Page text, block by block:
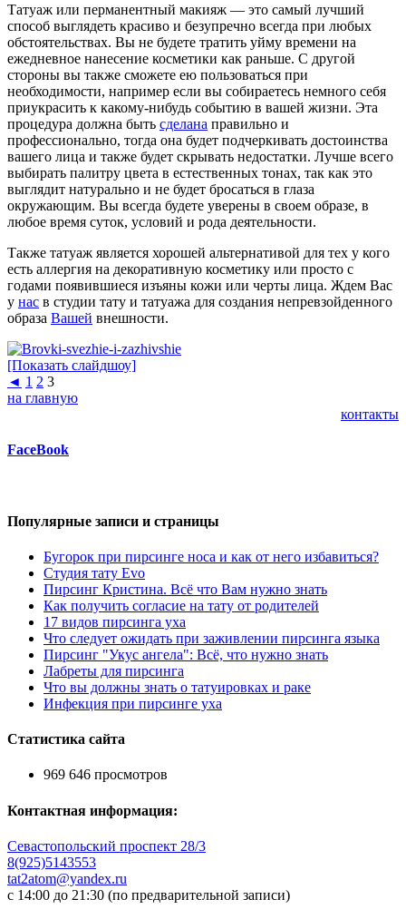
Татуаж или перманентный макияж — это самый лучший
способ выглядеть красиво и безупречно всегда при любых
обстоятельствах. Вы не будете тратить уйму времени на
ежедневное нанесение косметики как раньше. С другой
стороны вы также сможете ею пользоваться при
необходимости, например если вы собираетесь немного себя
приукрасить к какому-нибудь событию в вашей жизни. Эта
процедура должна быть сделана правильно и
профессионально, тогда она будет подчеркивать достоинства
вашего лица и также будет скрывать недостатки. Лучше всего
выбирать палитру цвета в естественных тонах, так как это
выглядит натурально и не будет бросаться в глаза
окружающим. Вы всегда будете уверены в своем образе, в
любое время суток, условий и рода деятельности.
Также татуаж является хорошей альтернативой для тех у кого
есть аллергия на декоративную косметику или просто с
годами появившиеся изъяны кожи или черты лица. Ждем Вас
у нас в студии тату и татуажа для создания непревзойденного
образа Вашей внешности.
[Показать слайдшоу]
◄ 1 2 3
на главную
контакты
FaceBook
Популярные записи и страницы
Бугорок при пирсинге носа и как от него избавиться?
Студия тату Evo
Пирсинг Кристина. Всё что Вам нужно знать
Как получить согласие на тату от родителей
17 видов пирсинга уха
Что следует ожидать при заживлении пирсинга языка
Пирсинг "Укус ангела": Всё, что нужно знать
Лабреты для пирcинга
Что вы должны знать о татуировках и раке
Инфекция при пирсинге уха
Статистика сайта
969 646 просмотров
Контактная информация:
Севастопольский проспект 28/3
8(925)5143553
tat2atom@yandex.ru
с 14:00 до 21:30 (по предварительной записи)